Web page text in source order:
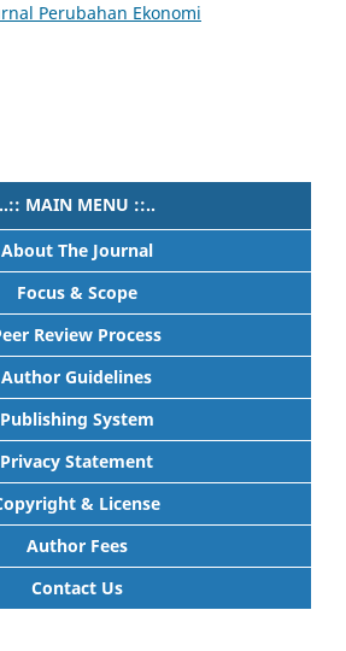
Perubahan Ekonomi
..:: MAIN MENU ::..
About The Journal
Focus & Scope
Review Process
Author Guidelines
Publishing System
Privacy Statement
& License
Author Fees
Contact Us